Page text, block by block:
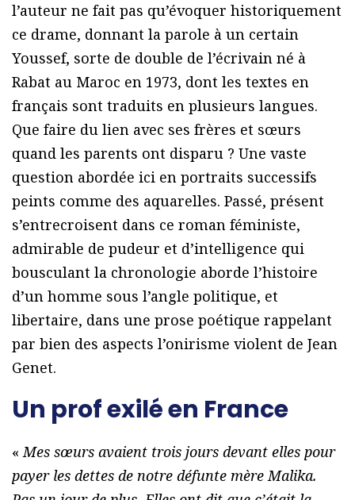
l’auteur ne fait pas qu’évoquer historiquement
ce drame, donnant la parole à un certain
Youssef, sorte de double de l’écrivain né à
Rabat au Maroc en 1973, dont les textes en
français sont traduits en plusieurs langues.
Que faire du lien avec ses frères et sœurs
quand les parents ont disparu ? Une vaste
question abordée ici en portraits successifs
peints comme des aquarelles. Passé, présent
s’entrecroisent dans ce roman féministe,
admirable de pudeur et d’intelligence qui
bousculant la chronologie aborde l’histoire
d’un homme sous l’angle politique, et
libertaire, dans une prose poétique rappelant
par bien des aspects l’onirisme violent de Jean
Genet.
Un prof exilé en France
«Mes sœurs avaient trois jours devant elles pour
payer les dettes de notre défunte mère Malika.